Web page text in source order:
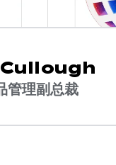
理副总裁